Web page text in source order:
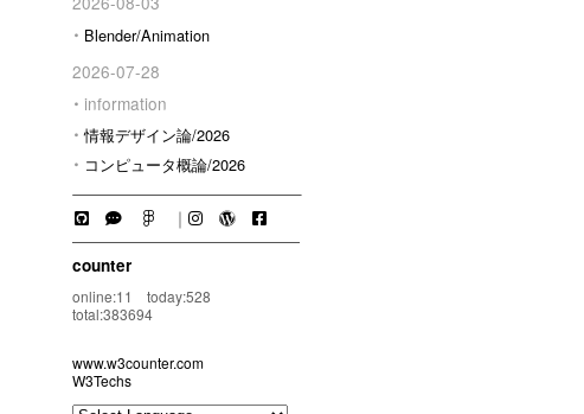
Blender/Animation
2026-07-28
information
情報デザイン論/2026
コンピュータ概論/2026
｜
counter
online:11 today:528
total:383694
www.w3counter.com
W3Techs